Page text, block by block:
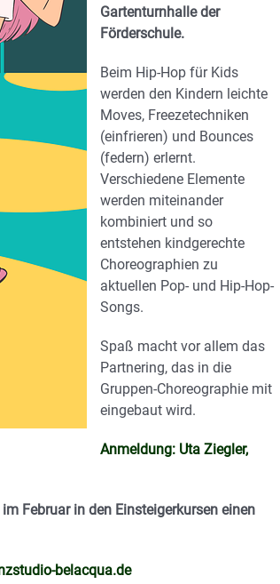
Gartenturnhalle der
Förderschule.
Beim Hip-Hop für Kids
werden den Kindern leichte
Moves, Freezetechniken
(einfrieren) und Bounces
(federn) erlernt.
Verschiedene Elemente
werden miteinander
kombiniert und so
entstehen kindgerechte
Choreographien zu
aktuellen Pop- und Hip-Hop-
Songs.
Spaß macht vor allem das
Partnering, das in die
Gruppen-Choreographie mit
eingebaut wird.
Anmeldung: Uta Ziegler,
Februar in den Einsteigerkursen einen
belacqua.de